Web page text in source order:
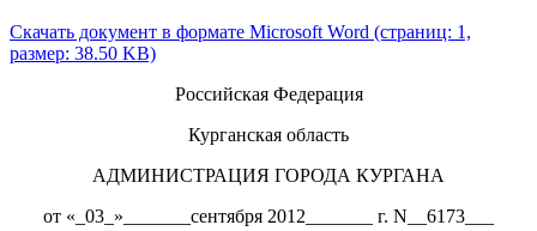
Скачать документ в формате Microsoft Word (страниц: 1,
размер: 38.50 KB)
Российская Федерация
Курганская область
АДМИНИСТРАЦИЯ ГОРОДА КУРГАНА
от «_03_»_______сентября 2012_______ г. N__6173___